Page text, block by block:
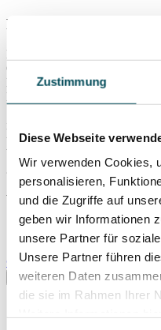
Zustimmung
Diese Webseite
Wir verwenden Cookies,
personalisieren,
und die Zugriffe auf
geben wir Informationen
unsere Partner für
Unsere Partner führen
weiteren Daten
die sie im Rahmen Ihrer
Die größte Konzerthalle
Die Olympiahalle im
Olympischen Spielen 1972 zu
Eventlocations in
Handballwettkämpfe
und TV-Produktionen. Damit
bekanntesten
große Entertainment-Shows
Veranstaltungen
© SOVA Production